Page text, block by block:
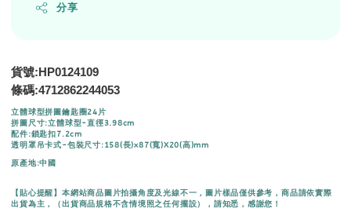
分享
貨號:HP0124109
條碼:4712862244053
立體球型拼圖鑰匙圈24片
拼圖尺寸:立體球型-直徑3.98cm
配件:鎖匙扣7.2cm
透明罩吊卡式-包裝尺寸:158(長)x87(寬)X20(高)mm
原產地:中國
【貼心提醒】本網站商品圖片拍攝角度及光線不一，圖片樣品僅供參考，商品請依實際
出貨為主，（出貨商品規格不含情境照之任何擺設），請知悉，感謝您！